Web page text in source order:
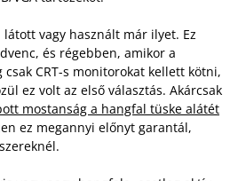
vagy használt már ilyet. Ez
és régebben, amikor a
CRT-s monitorokat kellett kötni,
ez volt az első választás. Akárcsak
mostanság a hangfal tüske alátét
ez megannyi előnyt garantál,